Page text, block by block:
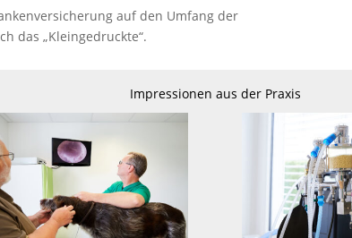
auf den Umfang der
das „Kleingedruckte“.
Impressionen aus der Praxis